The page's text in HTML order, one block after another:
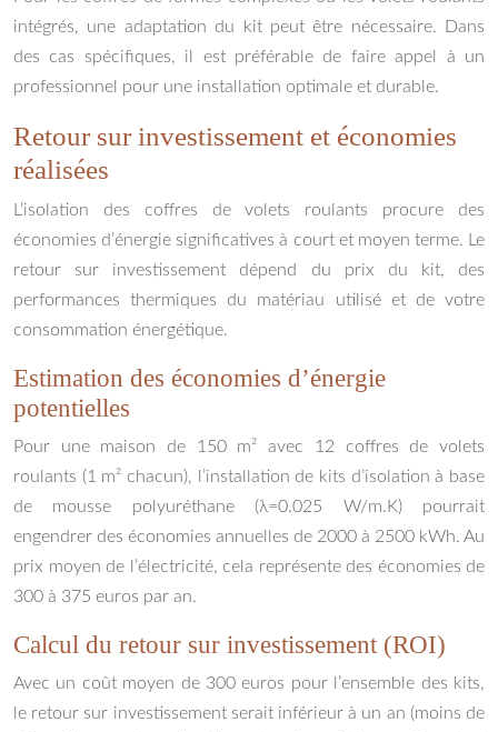
intégrés, une adaptation du kit peut être nécessaire. Dans
des cas spécifiques, il est préférable de faire appel à un
professionnel pour une installation optimale et durable.
Retour sur investissement et économies
réalisées
L’isolation des coffres de volets roulants procure des
économies d’énergie significatives à court et moyen terme. Le
retour sur investissement dépend du prix du kit, des
performances thermiques du matériau utilisé et de votre
consommation énergétique.
Estimation des économies d’énergie
potentielles
Pour une maison de 150 m² avec 12 coffres de volets
roulants (1 m² chacun), l’installation de kits d’isolation à base
de mousse polyuréthane (λ=0.025 W/m.K) pourrait
engendrer des économies annuelles de 2000 à 2500 kWh. Au
prix moyen de l’électricité, cela représente des économies de
300 à 375 euros par an.
Calcul du retour sur investissement (ROI)
Avec un coût moyen de 300 euros pour l’ensemble des kits,
le retour sur investissement serait inférieur à un an (moins de